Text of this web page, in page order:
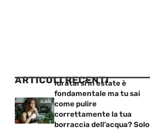
ARTICOLI RECENTI
Idratarsi in estate è
fondamentale ma tu sai
come pulire
correttamente la tua
borraccia dell’acqua? Solo